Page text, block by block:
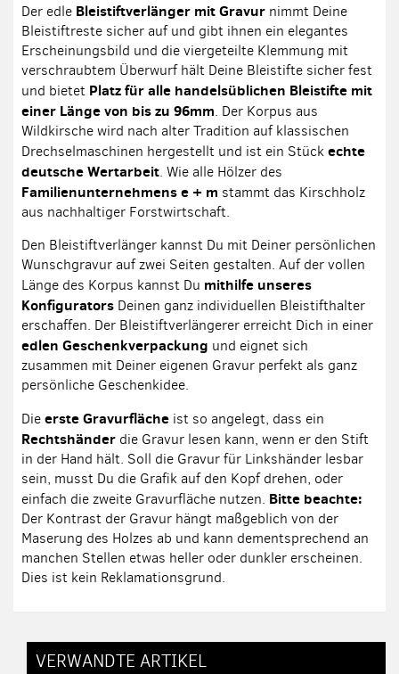
Der edle Bleistiftverlänger mit Gravur nimmt Deine
Bleistiftreste sicher auf und gibt ihnen ein elegantes
Erscheinungsbild und die viergeteilte Klemmung mit
verschraubtem Überwurf hält Deine Bleistifte sicher fest
und bietet Platz für alle handelsüblichen Bleistifte mit
einer Länge von bis zu 96mm. Der Korpus aus
Wildkirsche wird nach alter Tradition auf klassischen
Drechselmaschinen hergestellt und ist ein Stückechte
deutsche Wertarbeit. Wie alle Hölzer des
Familienunternehmens e + m stammt das Kirschholz
aus nachhaltiger Forstwirtschaft.
Den Bleistiftverlänger kannst Du mit Deiner persönlichen
Wunschgravur auf zwei Seiten gestalten. Auf der vollen
Länge des Korpus kannst Du mithilfe unseres
Konfigurators Deinen ganz individuellen Bleistifthalter
erschaffen. Der Bleistiftverlängerer erreicht Dich in einer
edlen Geschenkverpackung und eignet sich
zusammen mit Deiner eigenen Gravur perfekt als ganz
persönliche Geschenkidee.
Dieerste Gravurfläche ist so angelegt, dass ein
Rechtshänder die Gravur lesen kann, wenn er den Stift
in der Hand hält. Soll die Gravur für Linkshänder lesbar
sein, musst Du die Grafik auf den Kopf drehen, oder
einfach die zweite Gravurfläche nutzen. Bitte beachte:
Der Kontrast der Gravur hängt maßgeblich von der
Maserung des Holzes ab und kann dementsprechend an
manchen Stellen etwas heller oder dunkler erscheinen.
Dies ist kein Reklamationsgrund.
VERWANDTE ARTIKEL